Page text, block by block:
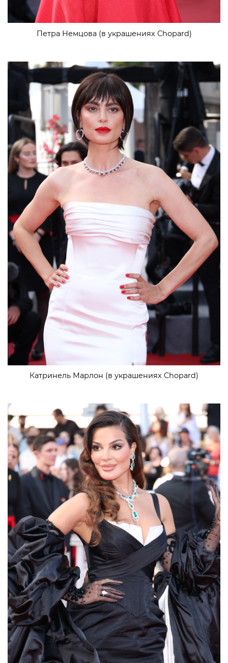
Петра Немцова (в украшениях Chopard)
Катринель Марлон (в украшениях Chopard)